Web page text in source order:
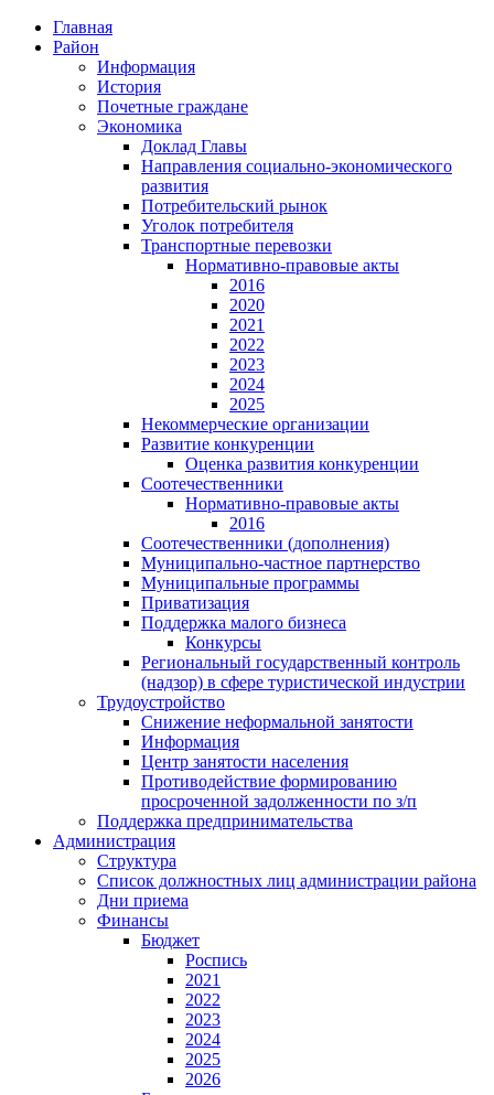
Главная
Район
Информация
История
Почетные граждане
Экономика
Доклад Главы
Направления социально-экономического
развития
Потребительский рынок
Уголок потребителя
Транспортные перевозки
Нормативно-правовые акты
2016
2020
2021
2022
2023
2024
2025
Некоммерческие организации
Развитие конкуренции
Оценка развития конкуренции
Соотечественники
Нормативно-правовые акты
2016
Соотечественники (дополнения)
Муниципально-частное партнерство
Муниципальные программы
Приватизация
Поддержка малого бизнеса
Конкурсы
Региональный государственный контроль
(надзор) в сфере туристической индустрии
Трудоустройство
Снижение неформальной занятости
Информация
Центр занятости населения
Противодействие формированию
просроченной задолженности по з/п
Поддержка предпринимательства
Администрация
Структура
Список должностных лиц администрации района
Дни приема
Финансы
Бюджет
Роспись
2021
2022
2023
2024
2025
2026